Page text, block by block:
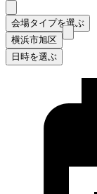
会場タイプを選ぶ
横浜市旭区
日時を選ぶ